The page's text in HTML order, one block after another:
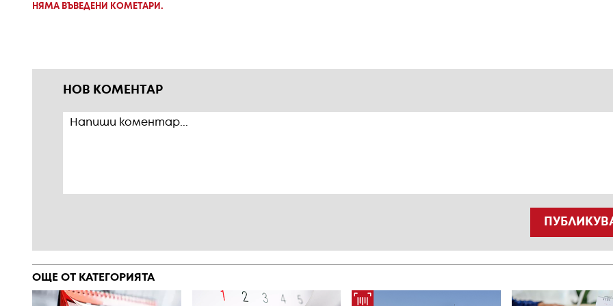
НЯМА ВЪВЕДЕНИ КОМЕТАРИ.
НОВ КОМЕНТАР
ОЩЕ ОТ КАТЕГОРИЯТА